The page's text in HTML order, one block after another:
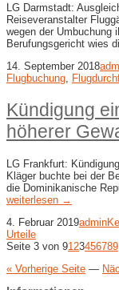
LG Darmstadt:
Reiseveranstalter
wegen der Umbuchung
Berufungsgericht wies
14. September 2018
Flugbuchung
Kündigung
höherer
LG Frankfurt:
Kläger buchte bei der
die Dominikanische
weiterlesen →
4. Februar 2019admin
Urteile
Seite 3 von 91 23456789
« Vorherige Seite —